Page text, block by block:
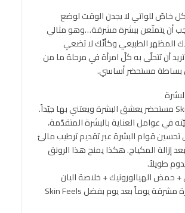
خاصّ للواتي لا يجدن الوقت لوضع
أن يتمتّعن ببشرة مشرقة…وهو مثالي
المظهر الطبيعي وكأنّك لا تضعي
أن تتحلّى به كلّ امرأة في مرحلة ما من
بساطة مستحضر أساسي.
Skin Feels Good مستحضر يعشق البشرة ويعتني بها جيّداً.
في عوامل العناية بالبشرة المتقدّمة،
قوام البشرة عبر تقديم ترطيب مالئ
إزالة المكياج. هكذا يمنح هذا الرونق
طويلاً.
+ حمض الهيالورونيك + خلاصة البان
الطبيعية = بشرة مشرقة يوماً بعد يوم بفضل Skin Feels